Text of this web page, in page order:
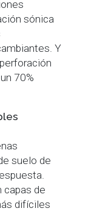
sónica
Y
70%
suelo de
capas de
difíciles